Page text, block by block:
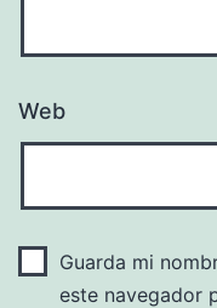
Web
Guarda mi
este navegador